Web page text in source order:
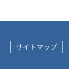
サイトマップ